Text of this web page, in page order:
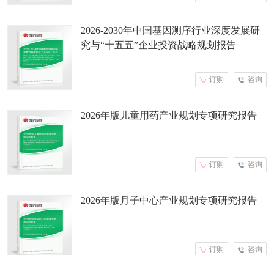
2026-2030年中国基因测序行业深度发展研
究与“十五五”企业投资战略规划报告
咨询
订购
2026年版儿童用药产业规划专项研究报告
咨询
订购
2026年版月子中心产业规划专项研究报告
咨询
订购